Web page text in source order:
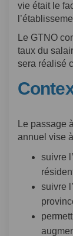
vie était le
Le GTNO
taux du
sera réalisé
Le passage
annuel vise
suivre
suivre